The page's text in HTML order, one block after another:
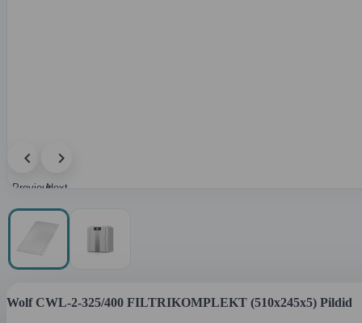
PreviousNext
Wolf CWL-2-325/400 FILTRIKOMPLEKT (510x245x5) Pildid